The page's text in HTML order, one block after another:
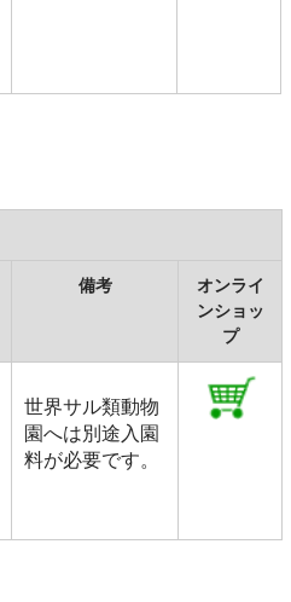
備考
オンライ
ンショッ
プ
世界サル類動物
園へは別途入園
料が必要です。